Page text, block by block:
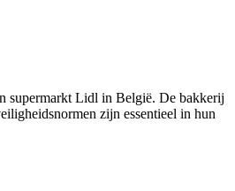
supermarkt Lidl in België. De bakkerij
zijn essentieel in hun